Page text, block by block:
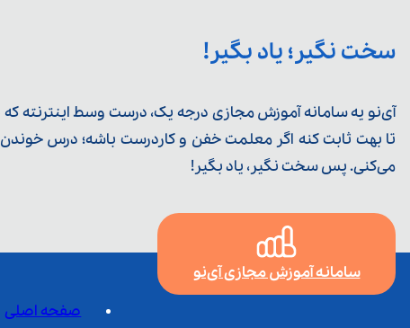
سخت نگیر؛ یاد بگیر!
آی‌نو یه سامانه آموزش مجازی درجه یک، درست وسط اینترنته
تا بهت ثابت کنه اگر معلمت خفن و کاردرست باشه؛ درس
می‌کنی. پس سخت نگیر، یاد بگیر!
سامانه آموزش مجازی آی‌نو
صفحه اصلی